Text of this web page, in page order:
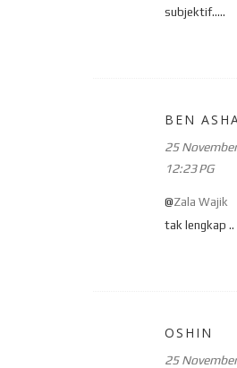
subjektif.....
BEN
25
12:23 PG
@Zala Wajik
tak lengkap ..
OSHIN
25